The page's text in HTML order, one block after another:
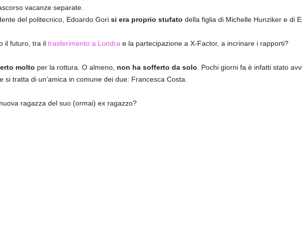
vacanze separate.
del politecnico, Edoardo Gori si era proprio stufato della figlia di Michelle Hunziker e di
il futuro, tra il trasferimento a Londra e la partecipazione a X-Factor, a incrinare i rapporti?
molto per la rottura. O almeno, non ha sofferto da solo . Pochi giorni fa è infatti stato
si tratta di un’amica in comune dei due: Francesca Costa.
ragazza del suo (ormai) ex ragazzo?